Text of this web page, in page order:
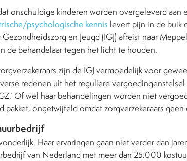
onschuldige kinderen worden overgeleverd aan
psychologische kennis levert pijn in de buik
en Jeugd (IGJ) afreist naar
de behandelaar tegen het licht te houden.
zijn de IGJ vermoedelijk voor
redenen uit het reguliere
Of wel haar behandelingen worden niet
pakket, ongetwijfeld omdat zorgverzekeraars
Haar ervaringen gaan niet verder dan
van Nederland met meer dan 25.000